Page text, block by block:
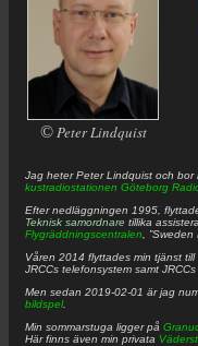
© Peter Lindquist
Jag heterPeter Lindquist och bor
kustradiostationen Göteborg
Efter nedläggningen 1995,
Teknisk samordnare tillika
Flygräddningscentralen ,
Våren 2014 flyttades min tjänst
JRCCs telefonsystem samt
Men sedan 2019-02-01 är jag
bildspel.
Min sommarstuga ligger på
Här finns även min privata